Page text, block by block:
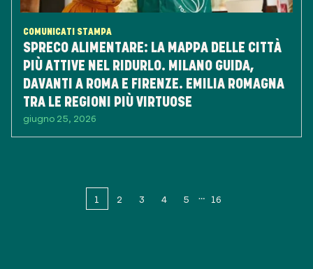
COMUNICATI STAMPA
SPRECO ALIMENTARE: LA MAPPA DELLE CITTÀ
PIÙ ATTIVE NEL RIDURLO. MILANO GUIDA,
DAVANTI A ROMA E FIRENZE. EMILIA ROMAGNA
TRA LE REGIONI PIÙ VIRTUOSE
giugno 25, 2026
1 2 3 4 5 16